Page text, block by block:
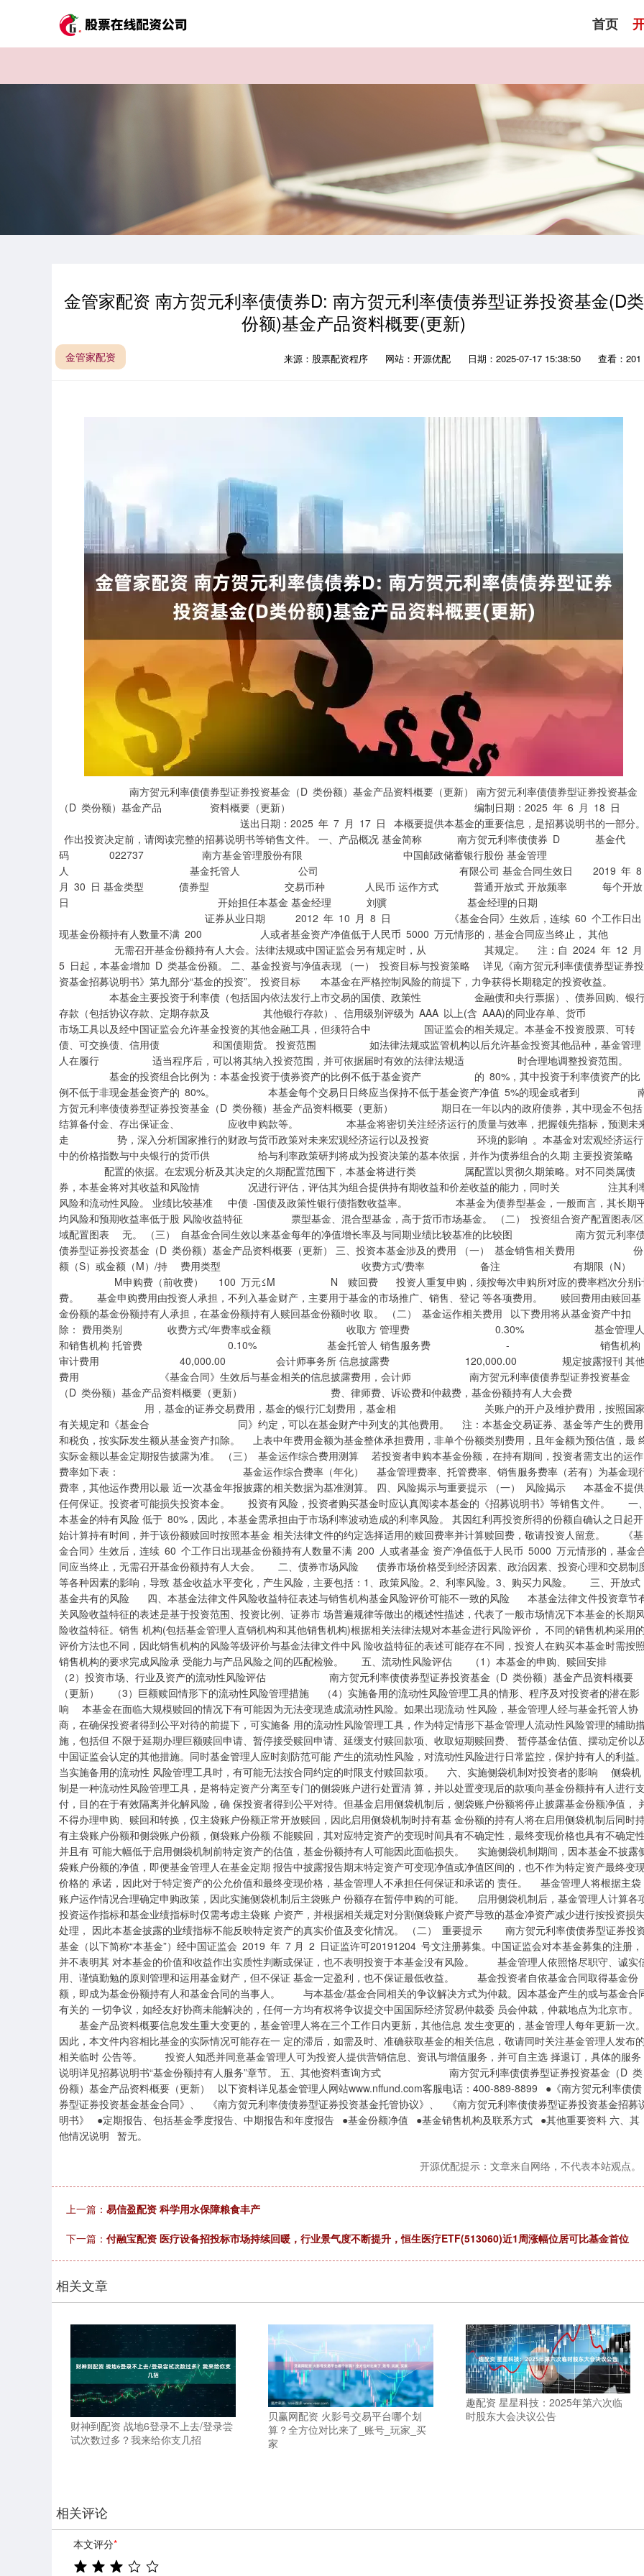
首页
金管家配资 南方贺元利率债债券D: 南方贺元利率债债券型证券投资基金(D类
份额)基金产品资料概要(更新)
金管家配资 来源：股票配资程序 网站：开源优配 日期：2025-07-17 15:38:50 查看：201
南方贺元利率债债券型证券投资基金（D 类份额）基金产品资料概要（更新） 南方贺元利率债债券型证券投资基金
（D 类份额）基金产品 资料概要（更新） 编制日期：2025 年 6 月 18 日
送出日期：2025 年 7 月 17 日 本概要提供本基金的重要信息，是招募说明书的一部分。
作出投资决定前，请阅读完整的招募说明书等销售文件。 一、产品概况 基金简称 南方贺元利率债债券 D 基金代
码 022737 南方基金管理股份有限 中国邮政储蓄银行股份 基金管理
人 基金托管人 公司 有限公司 基金合同生效日 2019 年 8
月 30 日 基金类型 债券型 交易币种 人民币 运作方式 普通开放式 开放频率 每个开放
日 开始担任本基金 基金经理 刘骥 基金经理的日期
证券从业日期 2012 年 10 月 8 日 《基金合同》生效后，连续 60 个工作日出
现基金份额持有人数量不满 200 人或者基金资产净值低于人民币 5000 万元情形的，基金合同应当终止， 其他
无需召开基金份额持有人大会。法律法规或中国证监会另有规定时，从 其规定。 注：自 2024 年 12 月
5 日起，本基金增加 D 类基金份额。 二、基金投资与净值表现 （一） 投资目标与投资策略 详见《南方贺元利率债债券型证券投
资基金招募说明书》第九部分“基金的投资”。 投资目标 本基金在严格控制风险的前提下，力争获得长期稳定的投资收益。
本基金主要投资于利率债（包括国内依法发行上市交易的国债、政策性 金融债和央行票据）、债券回购、银
存款（包括协议存款、定期存款及 其他银行存款）、信用级别评级为 AAA 以上(含 AAA)的同业存单、货币
市场工具以及经中国证监会允许基金投资的其他金融工具，但须符合中 国证监会的相关规定。本基金不投资股票、可转
债、可交换债、信用债 和国债期货。 投资范围 如法律法规或监管机构以后允许基金投资其他品种，基金管理
人在履行 适当程序后，可以将其纳入投资范围，并可依据届时有效的法律法规适 时合理地调整投资范围。
基金的投资组合比例为：本基金投资于债券资产的比例不低于基金资产 的 80%，其中投资于利率债资产的比
例不低于非现金基金资产的 80%。 本基金每个交易日日终应当保持不低于基金资产净值 5%的现金或者到
方贺元利率债债券型证券投资基金（D 类份额）基金产品资料概要（更新） 期日在一年以内的政府债券，其中现金不包括
结算备付金、存出保证金、 应收申购款等。 本基金将密切关注经济运行的质量与效率，把握领先指标，预测未
走 势，深入分析国家推行的财政与货币政策对未来宏观经济运行以及投资 环境的影响 。本基金对宏观经济运行
中的价格指数与中央银行的货币供 给与利率政策研判将成为投资决策的基本依据，并作为债券组合的久期 主要投资策略
配置的依据。在宏观分析及其决定的久期配置范围下，本基金将进行类 属配置以贯彻久期策略。对不同类属债
券，本基金将对其收益和风险情 况进行评估，评估其为组合提供持有期收益和价差收益的能力，同时关 注其利
风险和流动性风险。 业绩比较基准 中债 -国债及政策性银行债指数收益率。 本基金为债券型基金，一般而言，其长期
均风险和预期收益率低于股 风险收益特征 票型基金、混合型基金，高于货币市场基金。 （二） 投资组合资产配置图表/区
域配置图表 无。 （三） 自基金合同生效以来基金每年的净值增长率及与同期业绩比较基准的比较图 南方贺元利率
债券型证券投资基金（D 类份额）基金产品资料概要（更新） 三、投资本基金涉及的费用 （一） 基金销售相关费用 份
额（S）或金额（M）/持 费用类型 收费方式/费率 备注 有期限（N）
M申购费（前收费） 100 万元≤M N 赎回费 投资人重复申购，须按每次申购所对应的费率档次分别
费。 基金申购费用由投资人承担，不列入基金财产，主要用于基金的市场推广、销售、登记 等各项费用。 赎回费用由赎回基
金份额的基金份额持有人承担，在基金份额持有人赎回基金份额时收 取。 （二） 基金运作相关费用 以下费用将从基金资产中扣
除： 费用类别 收费方式/年费率或金额 收取方 管理费 0.30% 基金管理人
和销售机构 托管费 0.10% 基金托管人 销售服务费 - 销售机构
审计费用 40,000.00 会计师事务所 信息披露费 120,000.00 规定披露报刊 其
费用 《基金合同》生效后与基金相关的信息披露费用，会计师 南方贺元利率债债券型证券投资基金
（D 类份额）基金产品资料概要（更新） 费、律师费、诉讼费和仲裁费，基金份额持有人大会费
用，基金的证券交易费用，基金的银行汇划费用，基金相 关账户的开户及维护费用，按照国家
有关规定和《基金合 同》约定，可以在基金财产中列支的其他费用。 注：本基金交易证券、基金等产生的费用
和税负，按实际发生额从基金资产扣除。 上表中年费用金额为基金整体承担费用，非单个份额类别费用，且年金额为预估值，最
实际金额以基金定期报告披露为准。 （三） 基金运作综合费用测算 若投资者申购本基金份额，在持有期间，投资者需支出的运作
费率如下表： 基金运作综合费率（年化） 基金管理费率、托管费率、销售服务费率（若有）为基金现
费率，其他运作费用以最 近一次基金年报披露的相关数据为基准测算。 四、风险揭示与重要提示 （一） 风险揭示 本基金不提供
任何保证。投资者可能损失投资本金。 投资有风险，投资者购买基金时应认真阅读本基金的《招募说明书》等销售文件。 一、
本基金的特有风险 低于 80%，因此，本基金需承担由于市场利率波动造成的利率风险。 其因红利再投资所得的份额自确认之日起开
始计算持有时间，并于该份额赎回时按照本基金 相关法律文件的约定选择适用的赎回费率并计算赎回费，敬请投资人留意。 《基
金合同》生效后，连续 60 个工作日出现基金份额持有人数量不满 200 人或者基金 资产净值低于人民币 5000 万元情形的，基金
同应当终止，无需召开基金份额持有人大会。 二、债券市场风险 债券市场价格受到经济因素、政治因素、投资心理和交易制
等各种因素的影响，导致 基金收益水平变化，产生风险，主要包括：1、政策风险。2、利率风险。3、购买力风险。 三、开放式
基金共有的风险 四、本基金法律文件风险收益特征表述与销售机构基金风险评价可能不一致的风险 本基金法律文件投资章节
关风险收益特征的表述是基于投资范围、投资比例、证券市 场普遍规律等做出的概述性描述，代表了一般市场情况下本基金的长期
险收益特征。销售 机构(包括基金管理人直销机构和其他销售机构)根据相关法律法规对本基金进行风险评价， 不同的销售机构采用的
评价方法也不同，因此销售机构的风险等级评价与基金法律文件中风 险收益特征的表述可能存在不同，投资人在购买本基金时需按照
销售机构的要求完成风险承 受能力与产品风险之间的匹配检验。 五、流动性风险评估 （1）本基金的申购、赎回安排
（2）投资市场、行业及资产的流动性风险评估 南方贺元利率债债券型证券投资基金（D 类份额）基金产品资料概要
（更新） （3）巨额赎回情形下的流动性风险管理措施 （4）实施备用的流动性风险管理工具的情形、程序及对投资者的潜在影
响 本基金在面临大规模赎回的情况下有可能因为无法变现造成流动性风险。如果出现流动 性风险，基金管理人经与基金托管人协
商，在确保投资者得到公平对待的前提下，可实施备 用的流动性风险管理工具，作为特定情形下基金管理人流动性风险管理的辅助
施，包括但 不限于延期办理巨额赎回申请、暂停接受赎回申请、延缓支付赎回款项、收取短期赎回费、 暂停基金估值、摆动定价以
中国证监会认定的其他措施。同时基金管理人应时刻防范可能 产生的流动性风险，对流动性风险进行日常监控，保护持有人的利益。
当实施备用的流动性 风险管理工具时，有可能无法按合同约定的时限支付赎回款项。 六、实施侧袋机制对投资者的影响 侧袋机
制是一种流动性风险管理工具，是将特定资产分离至专门的侧袋账户进行处置清 算，并以处置变现后的款项向基金份额持有人进行支
付，目的在于有效隔离并化解风险，确 保投资者得到公平对待。但基金启用侧袋机制后，侧袋账户份额将停止披露基金份额净值，
不得办理申购、赎回和转换，仅主袋账户份额正常开放赎回，因此启用侧袋机制时持有基 金份额的持有人将在启用侧袋机制后同时
有主袋账户份额和侧袋账户份额，侧袋账户份额 不能赎回，其对应特定资产的变现时间具有不确定性，最终变现价格也具有不确定性
并且有 可能大幅低于启用侧袋机制前特定资产的估值，基金份额持有人可能因此面临损失。 实施侧袋机制期间，因本基金不披露
袋账户份额的净值，即便基金管理人在基金定期 报告中披露报告期末特定资产可变现净值或净值区间的，也不作为特定资产最终变
价格的 承诺，因此对于特定资产的公允价值和最终变现价格，基金管理人不承担任何保证和承诺的 责任。 基金管理人将根据主袋
账户运作情况合理确定申购政策，因此实施侧袋机制后主袋账户 份额存在暂停申购的可能。 启用侧袋机制后，基金管理人计算各
投资运作指标和基金业绩指标时仅需考虑主袋账 户资产，并根据相关规定对分割侧袋账户资产导致的基金净资产减少进行按投资损失
处理， 因此本基金披露的业绩指标不能反映特定资产的真实价值及变化情况。 （二） 重要提示 南方贺元利率债债券型证券投
基金（以下简称“本基金”）经中国证监会 2019 年 7 月 2 日证监许可20191204 号文注册募集。中国证监会对本基金募集的注册，
并不表明其 对本基金的价值和收益作出实质性判断或保证，也不表明投资于本基金没有风险。 基金管理人依照恪尽职守、诚实
用、谨慎勤勉的原则管理和运用基金财产，但不保证 基金一定盈利，也不保证最低收益。 基金投资者自依基金合同取得基金份
额，即成为基金份额持有人和基金合同的当事人。 与本基金/基金合同相关的争议解决方式为仲裁。因本基金产生的或与基金合
有关的 一切争议，如经友好协商未能解决的，任何一方均有权将争议提交中国国际经济贸易仲裁委 员会仲裁，仲裁地点为北京市。
基金产品资料概要信息发生重大变更的，基金管理人将在三个工作日内更新，其他信息 发生变更的，基金管理人每年更新一次。
因此，本文件内容相比基金的实际情况可能存在一 定的滞后，如需及时、准确获取基金的相关信息，敬请同时关注基金管理人发布的
相关临时 公告等。 投资人知悉并同意基金管理人可为投资人提供营销信息、资讯与增值服务，并可自主选 择退订，具体的服务
说明详见招募说明书“基金份额持有人服务”章节。 五、其他资料查询方式 南方贺元利率债债券型证券投资基金（D 类
份额）基金产品资料概要（更新） 以下资料详见基金管理人网站www.nffund.com客服电话：400-889-8899 ●《南方贺元利率债债
券型证券投资基金基金合同》、 《南方贺元利率债债券型证券投资基金托管协议》、 《南方贺元利率债债券型证券投资基金招募
明书》 ●定期报告、包括基金季度报告、中期报告和年度报告 ●基金份额净值 ●基金销售机构及联系方式 ●其他重要资料 六、其
他情况说明 暂无。
开源优配提示：文章来自网络，不代表本站观点。
上一篇： 易信盈配资 科学用水保障粮食丰产
下一篇： 付融宝配资 医疗设备招投标市场持续回暖，行业景气度不断提升，恒生医疗ETF(513060)近1周涨幅位居可比基金首位
相关文章
财神到配资 战地6登录不上去/登录尝
试次数过多？我来给你支几招
贝赢网配资 火影号交易平台哪个划
算？全方位对比来了_账号_玩家_买
家
趣配资 星星科技：2025年第六次临
时股东大会决议公告
相关评论
本文评分*